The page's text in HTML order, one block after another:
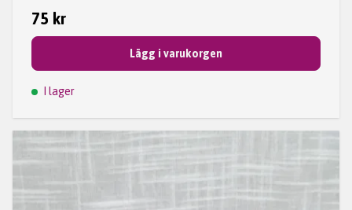
75 kr
Lägg i varukorgen
I lager